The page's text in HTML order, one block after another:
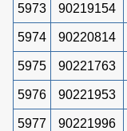
5973 90219154
5974 90220814
5975 90221763
5976 90221953
5977 90221996